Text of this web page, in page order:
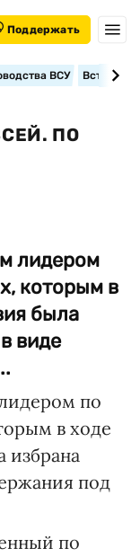
Поддержать
ВСУ
ПО
лидером
которым в
была
виде
по
в ходе
избрана
под
по